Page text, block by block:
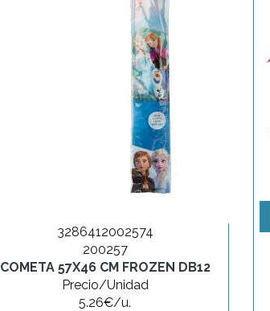
3286412002574
200257
COMETA 57X46 CM FROZEN DB12
Precio/Unidad
5.26€/u.